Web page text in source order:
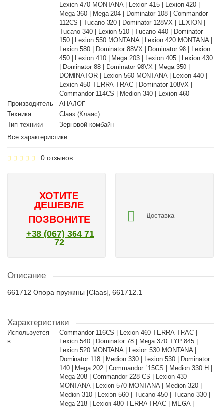
Lexion 470 MONTANA | Lexion 415 | Lexion 420 |
Mega 360 | Mega 204 | Dominator 108 | Commandor
112CS | Tucano 320 | Dominator 128VX | LEXION |
Tucano 340 | Lexion 510 | Tucano 440 | Dominator
150 | Lexion 550 MONTANA | Lexion 420 MONTANA |
Lexion 580 | Dominator 88VX | Dominator 98 | Lexion
450 | Lexion 410 | Mega 203 | Lexion 405 | Lexion 430
| Dominator 88 | Dominator 98VX | Mega 350 |
DOMINATOR | Lexion 560 MONTANA | Lexion 440 |
Lexion 450 TERRA-TRAC | Dominator 108VX |
Commandor 114CS | Medion 340 | Lexion 460
Производитель
АНАЛОГ
Техника
Claas (Клаас)
Тип техники
Зерновой комбайн
Все характеристики
0 отзывов
ХОТИТЕ
ДЕШЕВЛЕ
ПОЗВОНИТЕ
+38 (067) 364 71
72
Доставка
Описание
661712 Опора пружины [Claas], 661712.1
Характеристики
Используется
в
Commandor 116CS | Lexion 460 TERRA-TRAC |
Lexion 540 | Dominator 78 | Mega 370 TYP 845 |
Lexion 520 MONTANA | Lexion 530 MONTANA |
Dominator 118 | Medion 330 | Lexion 530 | Dominator
140 | Mega 202 | Commandor 115CS | Medion 330 H |
Mega 208 | Commandor 228 CS | Lexion 430
MONTANA | Lexion 570 MONTANA | Medion 320 |
Medion 310 | Lexion 560 | Tucano 450 | Tucano 330 |
Mega 218 | Lexion 480 TERRA TRAC | MEGA |